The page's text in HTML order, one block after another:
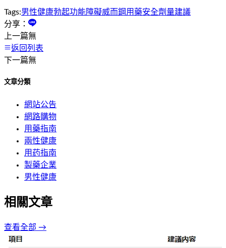
Tags:男性健康勃起功能障礙威而鋼用藥安全劑量建議
分享：
上一篇無
返回列表
下一篇無
文章分類
網站公告
網路購物
用藥指南
兩性健康
用药指南
製藥企業
男性健康
相關文章
查看全部 →